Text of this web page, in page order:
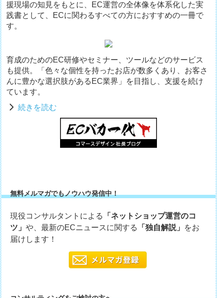
援現場の知見をもとに、EC運営の全体像を体系化した実
践書として、ECに関わるすべての方におすすめの一冊で
す。
育成のためのEC研修やセミナー、ツールなどのサービス
も提供。「色々な個性を持ったお店が数多くあり、お客さ
んに豊かな選択肢があるEC業界」を目指し、支援を続け
ています。
続きを読む
無料メルマガでもノウハウ発信中！
現役コンサルタントによる
「ネットショップ運営のコ
ツ」や、最新のECニュースに関する 「独自解説」 をお
届けします！